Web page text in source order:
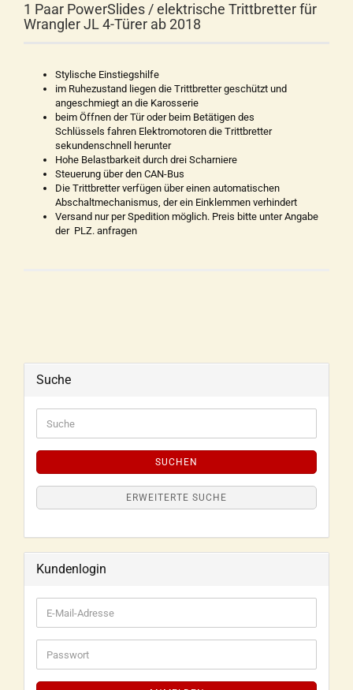
1 Paar PowerSlides / elektrische Trittbretter für
Wrangler JL 4-Türer ab 2018
Stylische Einstiegshilfe
im Ruhezustand liegen die Trittbretter geschützt und
angeschmiegt an die Karosserie
beim Öffnen der Tür oder beim Betätigen des
Schlüssels fahren Elektromotoren die Trittbretter
sekundenschnell herunter
Hohe Belastbarkeit durch drei Scharniere
Steuerung über den CAN-Bus
Die Trittbretter verfügen über einen automatischen
Abschaltmechanismus, der ein Einklemmen verhindert
Versand nur per Spedition möglich. Preis bitte unter Angabe
der PLZ. anfragen
Suche
SUCHEN
ERWEITERTE SUCHE
Kundenlogin